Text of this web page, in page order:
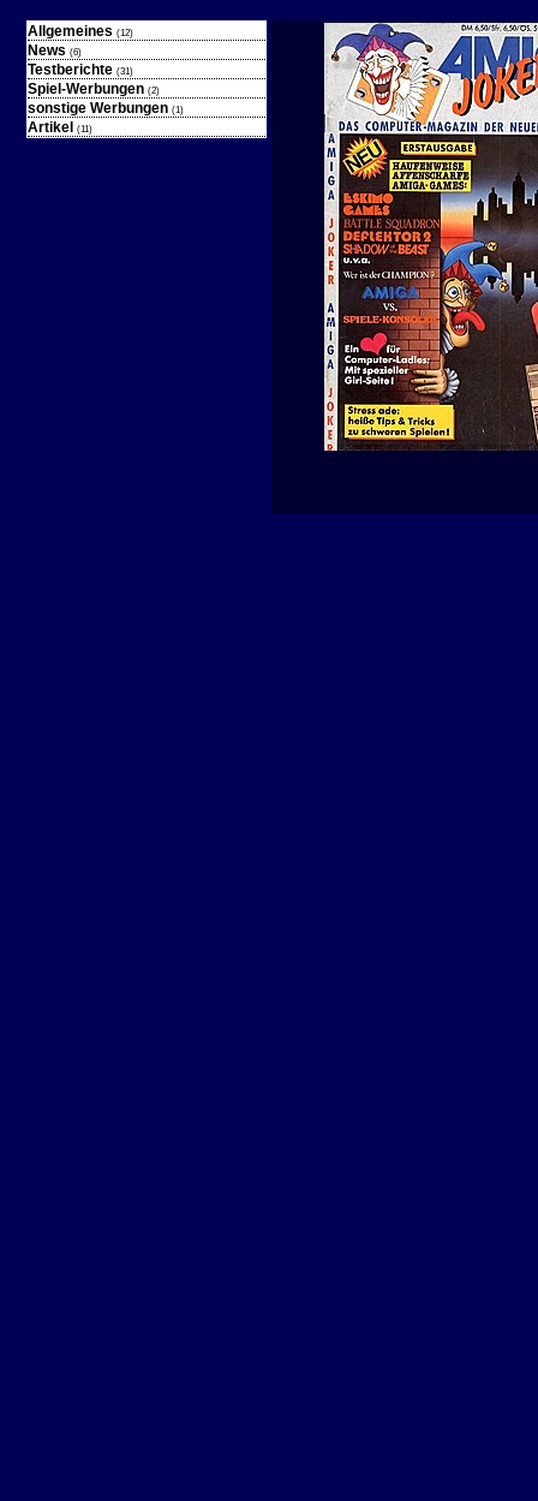
Allgemeines (12)
News (6)
Testberichte (31)
Spiel-Werbungen (2)
sonstige Werbungen (1)
Artikel (11)